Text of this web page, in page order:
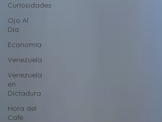
Curiosidades
Ojo Al
Día
Economía
Venezuela
Venezuela
en
Dictadura
Hora del
Café